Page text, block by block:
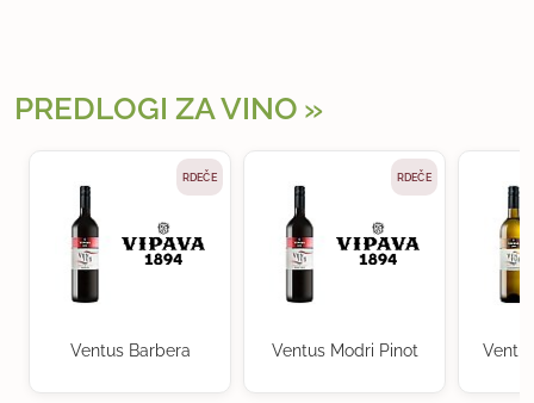
PREDLOGI ZA VINO
RDEČE
Ventus Barbera
RDEČE
Ventus Modri Pinot